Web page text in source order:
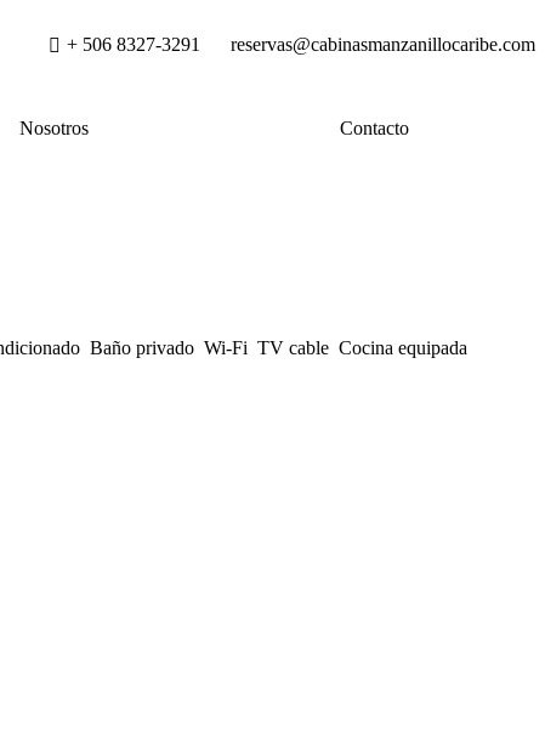
+ 506 8327-3291 reservas@cabinasmanzanillocaribe.com
Nosotros Contacto
Baño privado Wi-Fi TV cable Cocina equipada